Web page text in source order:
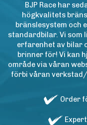
BJP Race har
högkvalitets
bränslesystem och
standardbilar. Vi som
erfarenhet av bilar
brinner för! Vi kan
område via våran
förbi våran
Order